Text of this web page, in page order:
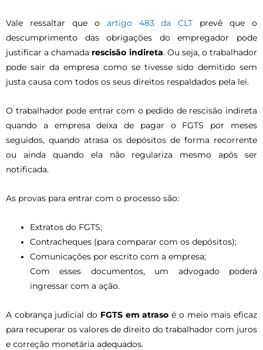
Vale ressaltar que o artigo 483 da CLT prevê que o
descumprimento das obrigações do empregador pode
justificar a chamada rescisão indireta. Ou seja, o trabalhador
pode sair da empresa como se tivesse sido demitido sem
justa causa com todos os seus direitos respaldados pela lei.
O trabalhador pode entrar com o pedido de rescisão indireta
quando a empresa deixa de pagar o FGTS por meses
seguidos, quando atrasa os depósitos de forma recorrente
ou ainda quando ela não regulariza mesmo após ser
notificada.
As provas para entrar com o processo são:
Extratos do FGTS;
Contracheques (para comparar com os depósitos);
Comunicações por escrito com a empresa;
Com esses documentos, um advogado poderá
ingressar com a ação.
A cobrança judicial do FGTS em atraso é o meio mais eficaz
para recuperar os valores de direito do trabalhador com juros
e correção monetária adequados.